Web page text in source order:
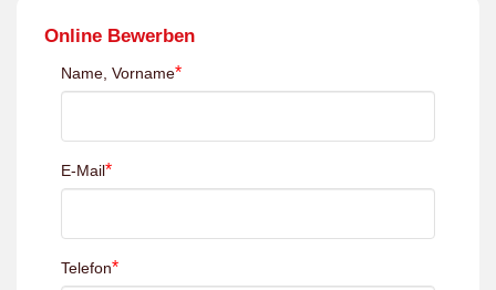
Online Bewerben
Name, Vorname*
E-Mail*
Telefon*